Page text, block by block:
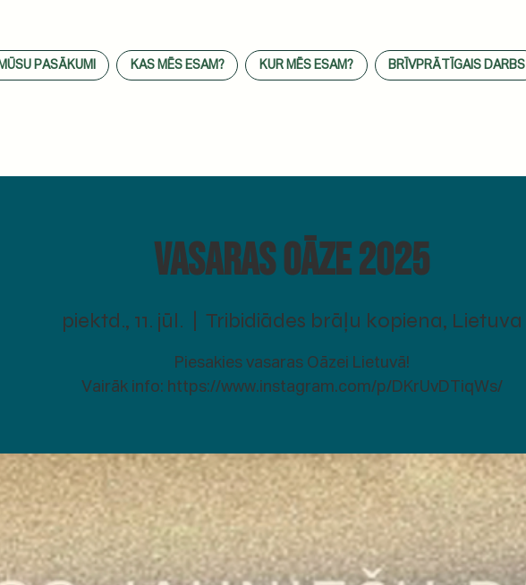
MŪSU PASĀKUMI KAS MĒS ESAM? KUR MĒS ESAM? BRĪVPRĀTĪGAIS DARBS
Vasaras Oāze 2025
piektd., 11. jūl. Tribidiādes brāļu kopiena, Lietuva
Piesakies vasaras Oāzei Lietuvā!
Vairāk info: https://www.instagram.com/p/DKrUvDTiqWs/